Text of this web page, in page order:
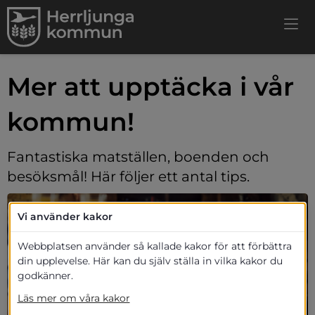
Mer att upptäcka i vår
kommun!
Fantastiska matställen, boenden och
besöksmål! Här följer ett antal tips.
Vi använder kakor
Webbplatsen använder så kallade kakor för att förbättra
din upplevelse. Här kan du själv ställa in vilka kakor du
godkänner.
Läs mer om våra kakor